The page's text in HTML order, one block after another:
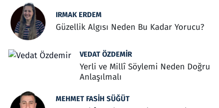
IRMAK ERDEM
Güzellik Algısı Neden Bu Kadar Yorucu?
VEDAT ÖZDEMIR
Yerli ve Millî Söylemi Neden Doğru
Anlaşılmalı
MEHMET FASIH SÜĞÜT